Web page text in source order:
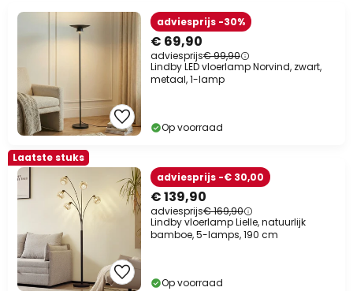
€ 69,90
adviesprijs€ 99,90
adviesprijs -30%
Lindby LED vloerlamp Norvind, zwart,
metaal, 1-lamp
Op voorraad
Laatste stuks
€ 139,90
adviesprijs€ 169,90
adviesprijs -€ 30,00
Lindby vloerlamp Lielle, natuurlijk
bamboe, 5-lamps, 190 cm
Op voorraad